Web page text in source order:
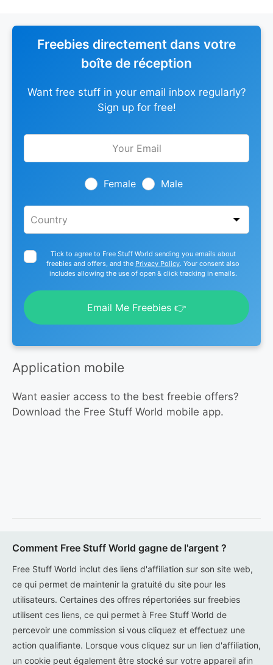
Freebies directement dans votre
boîte de réception
Want free stuff in your email inbox regularly?
Sign up for free!
Leave
Female Male
Tick to agree to Free Stuff World sending you emails about
freebies and offers, and the Privacy Policy. Your consent also
includes allowing the use of open & click tracking in emails.
Email Me Freebies 👉
Application mobile
Want easier access to the best freebie offers?
Download the Free Stuff World mobile app.
Comment Free Stuff World gagne de l'argent ?
Free Stuff World inclut des liens d'affiliation sur son site web,
ce qui permet de maintenir la gratuité du site pour les
utilisateurs. Certaines des offres répertoriées sur freebies
utilisent ces liens, ce qui permet à Free Stuff World de
percevoir une commission si vous cliquez et effectuez une
action qualifiante. Lorsque vous cliquez sur un lien d'affiliation,
un cookie peut également être stocké sur votre appareil afin